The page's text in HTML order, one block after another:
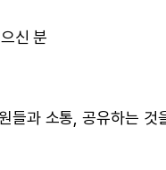
신 분
들과 소통, 공유하는 것